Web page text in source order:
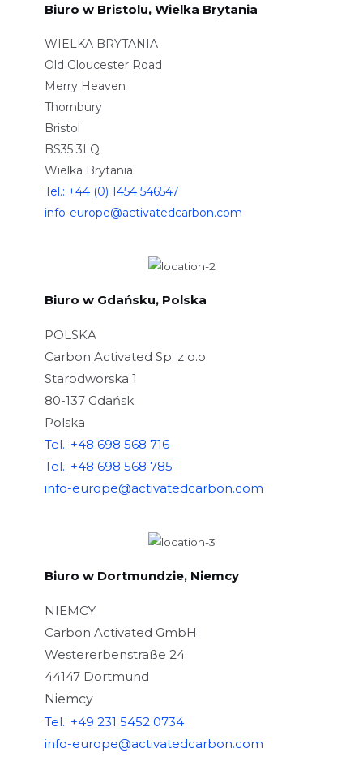
Biuro w Bristolu, Wielka Brytania
WIELKA BRYTANIA
Old Gloucester Road
Merry Heaven
Thornbury
Bristol
BS35 3LQ
Wielka Brytania
Tel.: +44 (0) 1454 546547
info-europe@activatedcarbon.com
Biuro w Gdańsku, Polska
POLSKA
Carbon Activated Sp. z o.o.
Starodworska 1
80-137 Gdańsk
Polska
Tel.: +48 698 568 716
Tel.: +48 698 568 785
info-europe@activatedcarbon.com
Biuro w Dortmundzie, Niemcy
NIEMCY
Carbon Activated GmbH
Westererbenstraße 24
44147 Dortmund
Niemcy
Tel.: +49 231 5452 0734
info-europe@activatedcarbon.com